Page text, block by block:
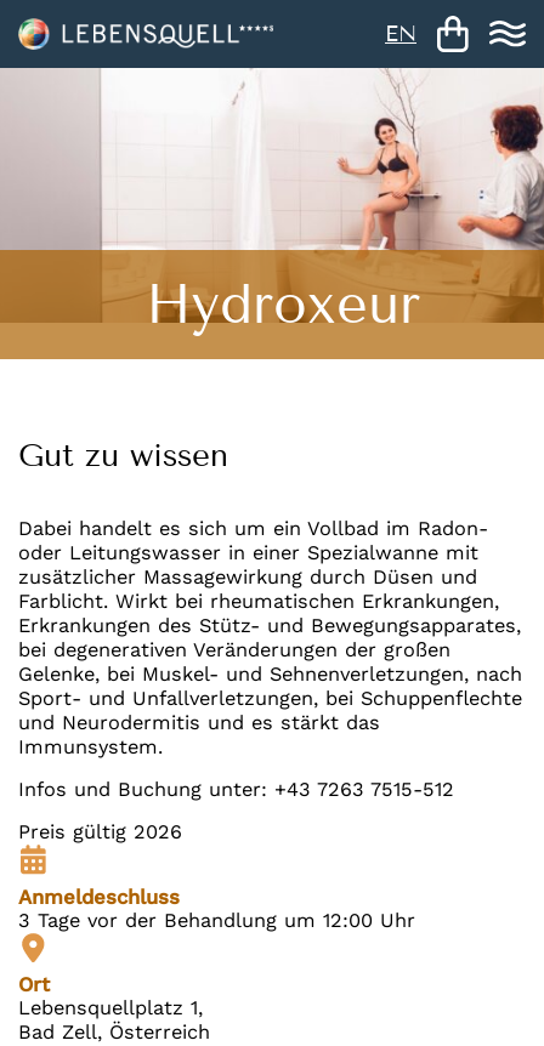
EN
Hydroxeur
Gut zu wissen
Dabei handelt es sich um ein Vollbad im Radon-
oder Leitungswasser in einer Spezialwanne mit
zusätzlicher Massagewirkung durch Düsen und
Farblicht. Wirkt bei rheumatischen Erkrankungen,
Erkrankungen des Stütz- und Bewegungsapparates,
bei degenerativen Veränderungen der großen
Gelenke, bei Muskel- und Sehnenverletzungen, nach
Sport- und Unfallverletzungen, bei Schuppenflechte
und Neurodermitis und es stärkt das
Immunsystem.
Infos und Buchung unter: +43 7263 7515-512
Preis gültig 2026
Anmeldeschluss
3 Tage vor der Behandlung um 12:00 Uhr
Ort
Lebensquellplatz 1,
Bad Zell, Österreich